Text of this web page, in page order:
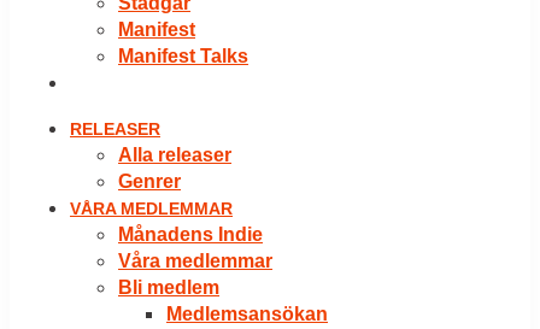
Manifest
Manifest Talks
RELEASER
Alla releaser
Genrer
VÅRA MEDLEMMAR
Månadens Indie
Våra medlemmar
Bli medlem
Medlemsansökan